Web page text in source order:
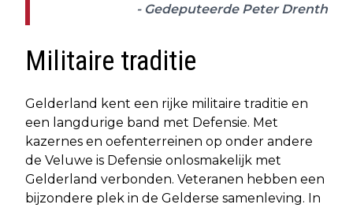
- Gedeputeerde Peter Drenth
Militaire traditie
Gelderland kent een rijke militaire traditie en
een langdurige band met Defensie. Met
kazernes en oefenterreinen op onder andere
de Veluwe is Defensie onlosmakelijk met
Gelderland verbonden. Veteranen hebben een
bijzondere plek in de Gelderse samenleving. In